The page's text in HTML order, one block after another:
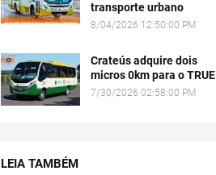
transporte urbano
8/04/2026 12:50:00 PM
Crateús adquire dois
micros 0km para o TRUE
7/30/2026 02:58:00 PM
LEIA TAMBÉM